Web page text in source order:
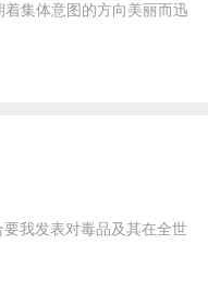
集体意图的方向美丽而迅
要我发表对毒品及其在全世